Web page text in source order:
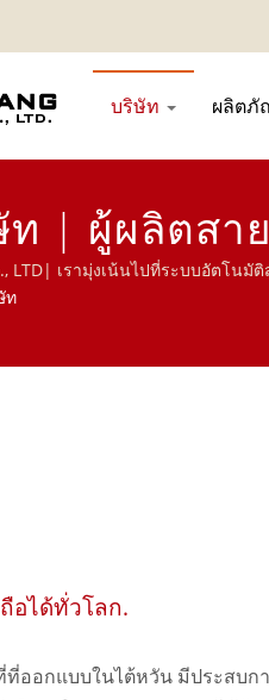
บริษัท ผลิต
| ผู้ผลิตสา
LTD| เรามุ่งเน้นไปที่ระบบอัตโน
านมือถือ สายพานแสดงผล เครื่อง
ท
อได้ทั่วโลก.
ที่ออกแบบในไต้หวัน มีประสบก